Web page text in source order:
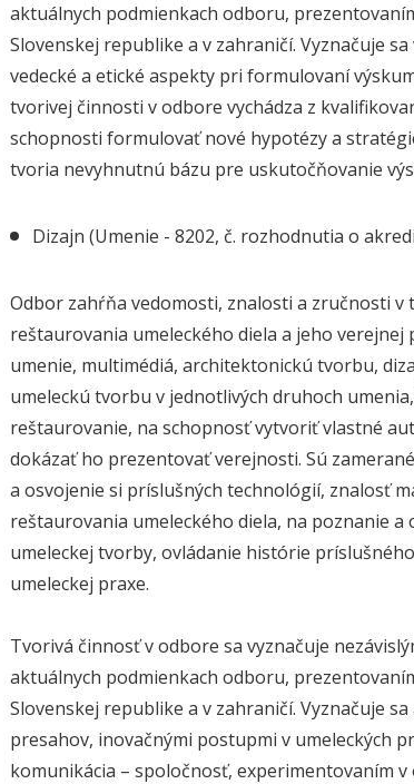
aktuálnych podmienkach odboru,
Slovenskej republike a v zahraničí. Vyznačuje
vedecké a etické aspekty pri formulovaní
tvorivej činnosti v odbore vychádza z
schopnosti formulovať nové hypotézy a
tvoria nevyhnutnú bázu pre uskutočňovanie
Dizajn (Umenie - 8202, č. rozhodnutia o
Odbor zahŕňa vedomosti, znalosti a zručnosti
reštaurovania umeleckého diela a jeho
umenie, multimédiá, architektonickú tvorbu,
umeleckú tvorbu v jednotlivých druhoch
reštaurovanie, na schopnosť vytvoriť vlastné
dokázať ho prezentovať verejnosti. Sú
a osvojenie si príslušných technológií, znalosť
reštaurovania umeleckého diela, na poznanie
umeleckej tvorby, ovládanie histórie
umeleckej praxe.
Tvorivá činnosť v odbore sa vyznačuje
aktuálnych podmienkach odboru,
Slovenskej republike a v zahraničí. Vyznačuje
presahov, inovačnými postupmi v umeleckých
komunikácia – spoločnosť, experimentovaním